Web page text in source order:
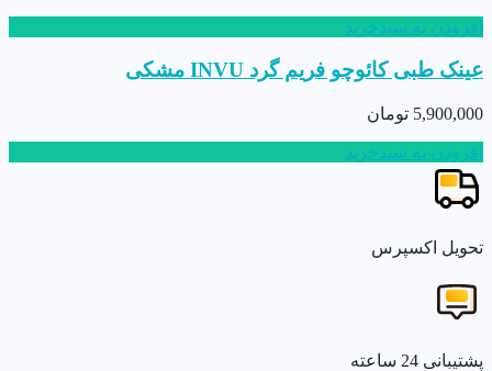
افزودن به سبدخرید
عینک طبی کائوچو فریم گرد INVU مشکی
5,900,000 تومان
افزودن به سبدخرید
تحویل اکسپرس
پشتیبانی 24 ساعته